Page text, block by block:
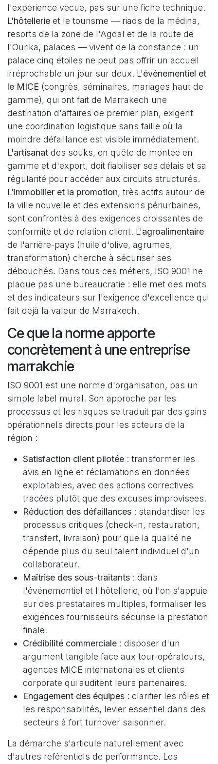
l'expérience vécue, pas sur une fiche technique.
L'hôtellerie et le tourisme — riads de la médina,
resorts de la zone de l'Agdal et de la route de
l'Ourika, palaces — vivent de la constance : un
palace cinq étoiles ne peut pas offrir un accueil
irréprochable un jour sur deux. L'événementiel et
le MICE (congrès, séminaires, mariages haut de
gamme), qui ont fait de Marrakech une
destination d'affaires de premier plan, exigent
une coordination logistique sans faille où la
moindre défaillance est visible immédiatement.
L'artisanat des souks, en quête de montée en
gamme et d'export, doit fiabiliser ses délais et sa
régularité pour accéder aux circuits structurés.
L'immobilier et la promotion, très actifs autour de
la ville nouvelle et des extensions périurbaines,
sont confrontés à des exigences croissantes de
conformité et de relation client. L'agroalimentaire
de l'arrière-pays (huile d'olive, agrumes,
transformation) cherche à sécuriser ses
débouchés. Dans tous ces métiers, ISO 9001 ne
plaque pas une bureaucratie : elle met des mots
et des indicateurs sur l'exigence d'excellence qui
fait déjà la valeur de Marrakech.
Ce que la norme apporte
concrètement à une entreprise
marrakchie
ISO 9001 est une norme d'organisation, pas un
simple label mural. Son approche par les
processus et les risques se traduit par des gains
opérationnels directs pour les acteurs de la
région :
Satisfaction client pilotée : transformer les
avis en ligne et réclamations en données
exploitables, avec des actions correctives
tracées plutôt que des excuses improvisées.
Réduction des défaillances : standardiser les
processus critiques (check-in, restauration,
transfert, livraison) pour que la qualité ne
dépende plus du seul talent individuel d'un
collaborateur.
Maîtrise des sous-traitants : dans
l'événementiel et l'hôtellerie, où l'on s'appuie
sur des prestataires multiples, formaliser les
exigences fournisseurs sécurise la prestation
finale.
Crédibilité commerciale : disposer d'un
argument tangible face aux tour-opérateurs,
agences MICE internationales et clients
corporate qui auditent leurs partenaires.
Engagement des équipes : clarifier les rôles et
les responsabilités, levier essentiel dans des
secteurs à fort turnover saisonnier.
La démarche s'articule naturellement avec
d'autres référentiels de performance. Les